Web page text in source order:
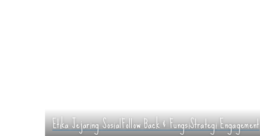
Etika Jejaring SosialFollow Back & FungsiStrategi Engagement